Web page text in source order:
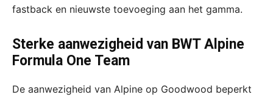
fastback en nieuwste toevoeging aan het gamma.
Sterke aanwezigheid van BWT Alpine
Formula One Team
De aanwezigheid van Alpine op Goodwood beperkt